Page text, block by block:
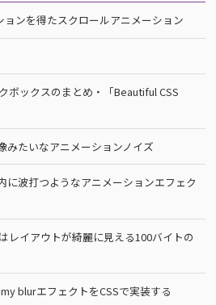
ンを得たスクロールアニメーション
ボックスのまとめ・「Beautiful CSS
みたいなアニメーションノイズ
に波打つようなアニメーションエフェク
レイアウトが綺麗に見える100バイトの
blurエフェクトをCSSで実装する